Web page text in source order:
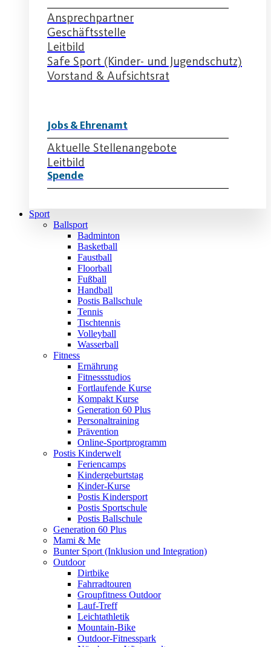
Ansprechpartner
Geschäftsstelle
Leitbild
Safe Sport (Kinder- und Jugendschutz)
Vorstand & Aufsichtsrat
Jobs & Ehrenamt
Aktuelle Stellenangebote
Leitbild
Spende
Sport
Ballsport
Badminton
Basketball
Faustball
Floorball
Fußball
Handball
Postis Ballschule
Tennis
Tischtennis
Volleyball
Wasserball
Fitness
Ernährung
Fitnessstudios
Fortlaufende Kurse
Kompakt Kurse
Generation 60 Plus
Personaltraining
Prävention
Online-Sportprogramm
Postis Kinderwelt
Feriencamps
Kindergeburtstag
Kinder-Kurse
Postis Kindersport
Postis Sportschule
Postis Ballschule
Generation 60 Plus
Mami & Me
Bunter Sport (Inklusion und Integration)
Outdoor
Dirtbike
Fahrradtouren
Groupfitness Outdoor
Lauf-Treff
Leichtathletik
Mountain-Bike
Outdoor-Fitnesspark